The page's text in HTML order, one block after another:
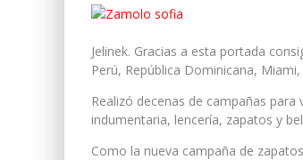
Jelinek. Gracias a esta portada
Perú, República Dominicana,
Realizó decenas de campañas
indumentaria, lencería, zapatos y
Como la nueva campaña de